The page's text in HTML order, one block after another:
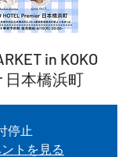
in KOKO
日本橋浜町
停止
トを見る